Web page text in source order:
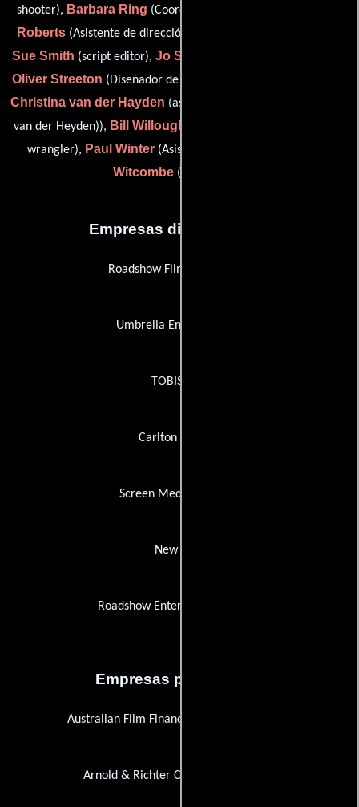
shooter), Barbara Ring (Coordinador de produccion),
Roberts (Asistente de dirección),
Sue Smith (script editor), Jo Stewart
Oliver Streeton (Diseñador de títulos),
Christina van der Hayden (assistant to producer (as Christina
van der Heyden)), Bill Willoughby
wrangler), Paul Winter(Asistente de la unidad) y
Witcombe (continuidad)
Empresas distribuidoras
Roadshow Film Distributors
Umbrella Entertainment
TOBIS Film
Carlton Cinema
Screen Media Ventures
New KSM
Roadshow Entertainment Video
Empresas productoras
Australian Film Finance Corporation (AFFC)
Arnold & Richter Cine Technik (ARRI)